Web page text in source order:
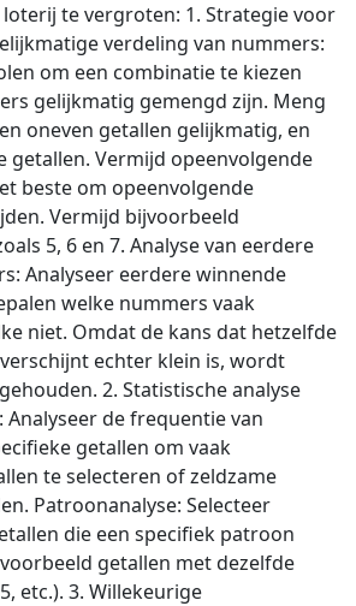
te vergroten: 1. Strategie voor
verdeling van nummers:
om een combinatie te kiezen
gelijkmatig gemengd zijn. Meng
oneven getallen gelijkmatig, en
getallen. Vermijd opeenvolgende
beste om opeenvolgende
Vermijd bijvoorbeeld
5, 6 en 7. Analyse van eerdere
Analyseer eerdere winnende
welke nummers vaak
niet. Omdat de kans dat hetzelfde
echter klein is, wordt
2. Statistische analyse
Analyseer de frequentie van
getallen om vaak
te selecteren of zeldzame
Patroonanalyse: Selecteer
die een specifiek patroon
getallen met dezelfde
etc.). 3. Willekeurige